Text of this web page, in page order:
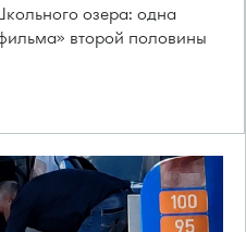
озера: одна
второй половины